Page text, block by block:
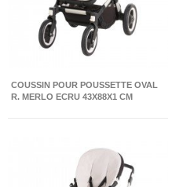
COUSSIN POUR POUSSETTE OVAL
R. MERLO ECRU 43X88X1 CM